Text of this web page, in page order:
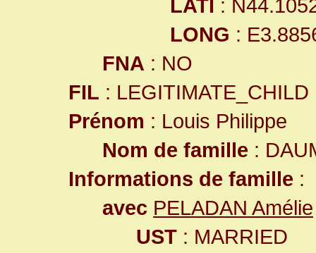
LATI :
LONG :
FNA : NO
FIL : LEGITIMATE_CHILD
Prénom : Louis Philippe
Nom de famille :
Informations de famille :
avec PELADAN Amélie
UST : MARRIED